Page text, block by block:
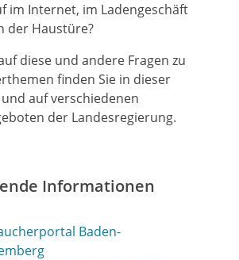
im Internet, im Ladengeschäft
der Haustüre?
diese und andere Fragen zu
finden Sie in dieser
auf verschiedenen
der Landesregierung.
Informationen
Baden-